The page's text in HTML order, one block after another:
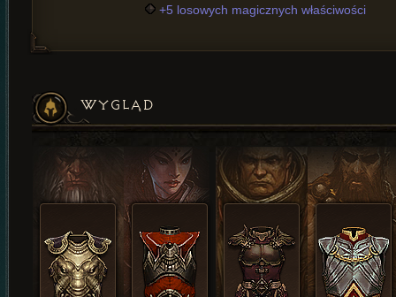
+5 losowych magicznych właściwości
WYGLĄD